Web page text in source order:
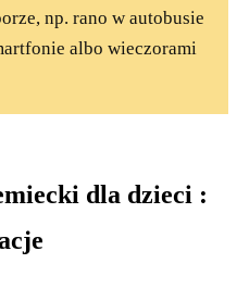
np. rano w autobusie
albo wieczorami
dla dzieci :